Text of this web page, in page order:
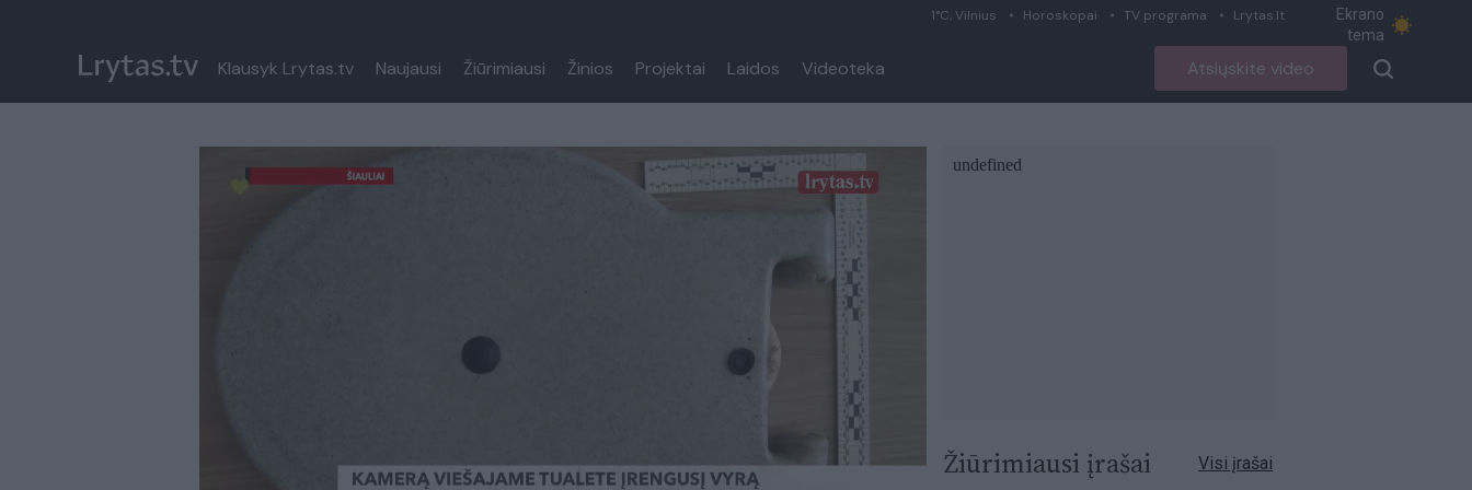
1°C, Vilnius Horoskopai TV programa Lrytas.lt
Ekrano
tema
Klausyk Lrytas.tv Naujausi Žiūrimiausi Žinios Projektai Laidos Videoteka Atsiųskite video
Paremkite Ukrainą
Žiūrimiausi įrašai Visi įrašai